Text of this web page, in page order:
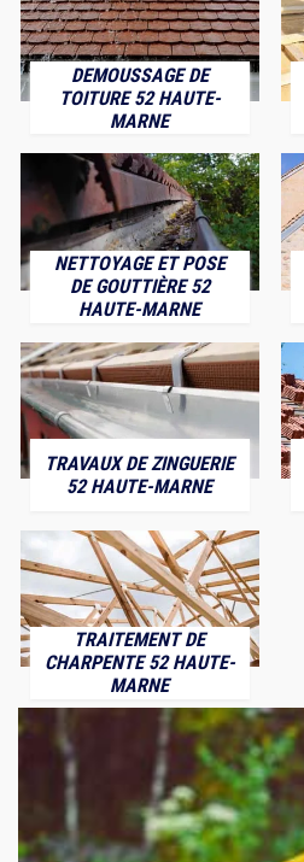
DEMOUSSAGE DE
TOITURE 52 HAUTE-
MARNE
NETTOYAGE ET POSE
DE GOUTTIÈRE 52
HAUTE-MARNE
TRAVAUX DE ZINGUERIE
52 HAUTE-MARNE
TRAITEMENT DE
CHARPENTE 52 HAUTE-
MARNE